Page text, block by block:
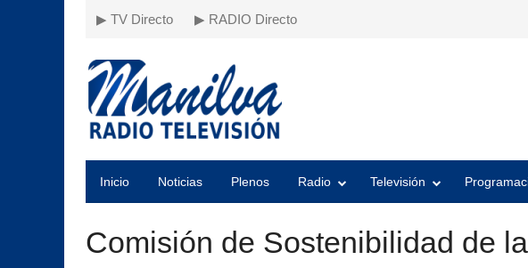
▶ TV Directo ▶ RADIO Directo
Inicio Noticias Plenos Radio Televisión
Comisión de Sostenibilidad de